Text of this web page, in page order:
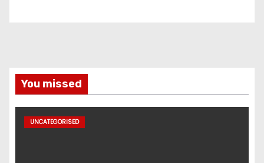
You missed
UNCATEGORISED